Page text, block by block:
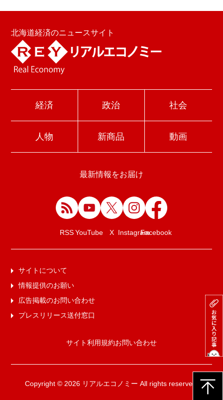
北海道経済のニュースサイト
経済 政治 社会
人物 新商品 動画
最新情報をお届け
RSSYouTube X InstagramFacebook
サイトについて
情報提供のお願い
広告掲載のお問い合わせ
プレスリリース送付窓口
サイト利用規約お問い合わせ
Copyright © 2026 リアルエコノミー All rights reserved.